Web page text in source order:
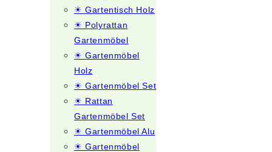
☀ Gartentisch Holz
☀ Polyrattan
Gartenmöbel
☀ Gartenmöbel
Holz
☀ Gartenmöbel Set
☀ Rattan
Gartenmöbel Set
☀ Gartenmöbel Alu
☀ Gartenmöbel